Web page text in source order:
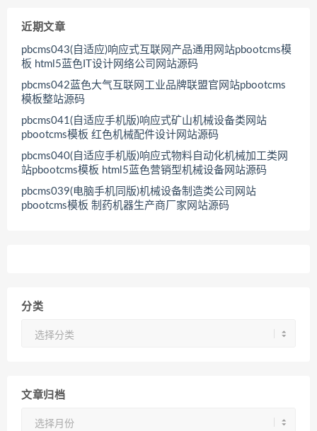
近期文章
pbcms043(自适应)响应式互联网产品通用网站pbootcms模
板 html5蓝色IT设计网络公司网站源码
pbcms042蓝色大气互联网工业品牌联盟官网站pbootcms
模板整站源码
pbcms041(自适应手机版)响应式矿山机械设备类网站
pbootcms模板 红色机械配件设计网站源码
pbcms040(自适应手机版)响应式物料自动化机械加工类网
站pbootcms模板 html5蓝色营销型机械设备网站源码
pbcms039(电脑手机同版)机械设备制造类公司网站
pbootcms模板 制药机器生产商厂家网站源码
分类
文章归档